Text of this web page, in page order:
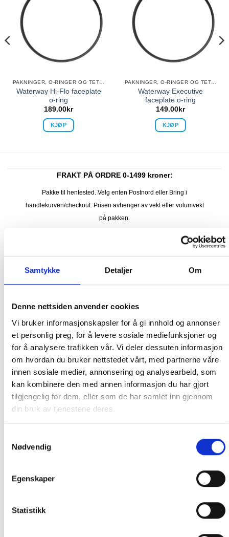
Samtykke Detaljer Om
Denne nettsiden anvender cookies
Vi bruker informasjonskapsler for å gi innhold og annonser
et personlig preg, for å levere sosiale mediefunksjoner og
for å analysere trafikken vår. Vi deler dessuten informasjon
om hvordan du bruker nettstedet vårt, med partnerne våre
innen sosiale medier, annonsering og analysearbeid, som
kan kombinere den med annen informasjon du har gjort
tilgjengelig for dem, eller som de har samlet inn gjennom
din bruk av tjenestene deres.
Nødvendig
Egenskaper
Statistikk
Waterway Hi-Flo faceplate
o-ring
189.00 kr
KJØP
Waterway Executive
faceplate o-ring
149.00 kr
KJØP
FRAKT PÅ ORDRE 0-1499 kroner:
Pakke til hentested. Velg enten Postnord eller Bring i
handlekurven/checkout. Prisen avhenger av vekt eller volumvekt
på pakken.
Levering på nærmeste post i butikk.
Maksmål: 35 kg / 120 x 60 x 60 cm
pakken enten for tung, eller varen har fått frakten fjernet pga.
mulig for skade under transport.Noen produkter selges kun i
butikk, og får derfor kun opp valget klikk & hent. Hør med oss på
91 92 05 91.
GRATIS FRAKT (Levert til hentested/butikk, ikke
GRATIS FRAKT PÅ ORDRE OVER 1500 KR SOM KAN SENDES
MED POSTNORD. DET VIL SI PAKKER FRA 0-35 KG MED
DET ER IKKE GRATIS FRAKT PÅ ORDRE SOM IKKE KAN SENDES
KONTAKT FOR Å SJEKKE PRIS LEVERT HJEM TIL DEG FOR DISSE